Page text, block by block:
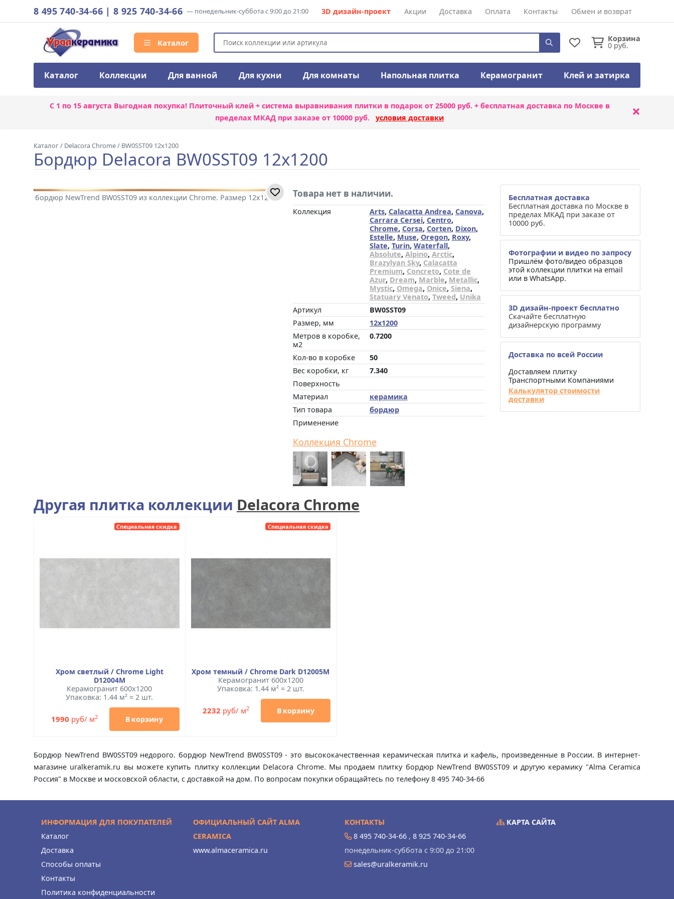
8 495 740-34-66 |8 925 740-34-66 — понедельник-суббота с 9:00 до 21:00 3D дизайн-проект Акции Доставка Оплата Контакты Обмен и возврат
Каталог Корзина
0 руб.
Каталог Коллекции Для ванной Для кухни Для комнаты Напольная плитка Керамогранит Клей и затирка
С 1 по 15 августа Выгодная покупка! Плиточный клей + система выравнивания плиткив подарок от 25000 руб. + бесплатная доставка по Москве в
пределах МКАД при заказе от 10000 руб. условия доставки ×
Каталог/ Delacora Chrome/ BW0SST09 12x1200
Бордюр Delacora BW0SST09 12x1200
бордюр NewTrend BW0SST09 из коллекции Chrome. Размер 12x1200 Товара нет в наличии.
Коллекция Arts, Calacatta Andrea, Canova,
Carrara Cersei, Centro,
Chrome, Corsa, Corten, Dixon,
Estelle, Muse, Oregon, Roxy,
Slate, Turin, Waterfall,
Absolute, Alpino, Arctic,
Brazylyan Sky, Calacatta
Premium, Concreto, Cote de
Azur, Dream, Marble, Metallic,
Mystic, Omega, Onice, Siena,
Statuary Venato, Tweed, Unika
Артикул
BW0SST09
Размер, мм
12x1200
Метров в коробке,
м2
0.7200
Кол-во в коробке
50
Вес коробки, кг
7.340
Поверхность
Материал
керамика
Тип товара
бордюр
Применение
Коллекция Chrome
Бесплатная доставка
Бесплатная доставка по Москве в
пределах МКАД при заказе от
10000 руб.
Фотографии и видео по запросу
Пришлём фото/видео образцов
этой коллекции плитки на email
или в WhatsApp.
3D дизайн-проект бесплатно
Скачайте бесплатную
дизайнерскую программу
Доставка по всей России
Доставляем плитку
Транспортными Компаниями
Калькулятор стоимости
доставки
Другая плитка коллекции Delacora Chrome
Специальная скидка
Хром светлый / Chrome Light
D12004M
Керамогранит 600x1200
Упаковка: 1.44 м² = 2 шт.
1990 руб/ м2 В корзину
Специальная скидка
Хром темный / Chrome Dark D12005M
Керамогранит 600x1200
Упаковка: 1.44 м² = 2 шт.
2232 руб/ м2 В корзину
Бордюр NewTrend BW0SST09 недорого. бордюр NewTrend BW0SST09 - это высококачественная керамическая плитка и кафель, произведенные в России. В интернет-
магазине uralkeramik.ru вы можете купить плитку коллекции Delacora Chrome. Мы продаем плитку бордюр NewTrend BW0SST09 и другую керамику "Alma Ceramica
Россия" в Москве и московской области, с доставкой на дом. По вопросам покупки обращайтесь по телефону 8 495 740-34-66
ИНФОРМАЦИЯ ДЛЯ ПОКУПАТЕЛЕЙ
Каталог
Доставка
Способы оплаты
Контакты
Политика конфиденциальности
ОФИЦИАЛЬНЫЙ САЙТ ALMA
CERAMICA
www.almaceramica.ru
КОНТАКТЫ
8 495 740-34-66 , 8 925 740-34-66
понедельник-суббота с 9:00 до 21:00
sales@uralkeramik.ru
КАРТА САЙТА